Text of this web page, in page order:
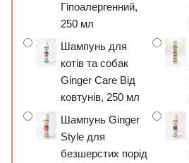
Гіпоалергенний,
250 мл
Шампунь для
котів та собак
Ginger Care Від
ковтунів, 250 мл
Шампунь Ginger
Style для
безшерстих порід